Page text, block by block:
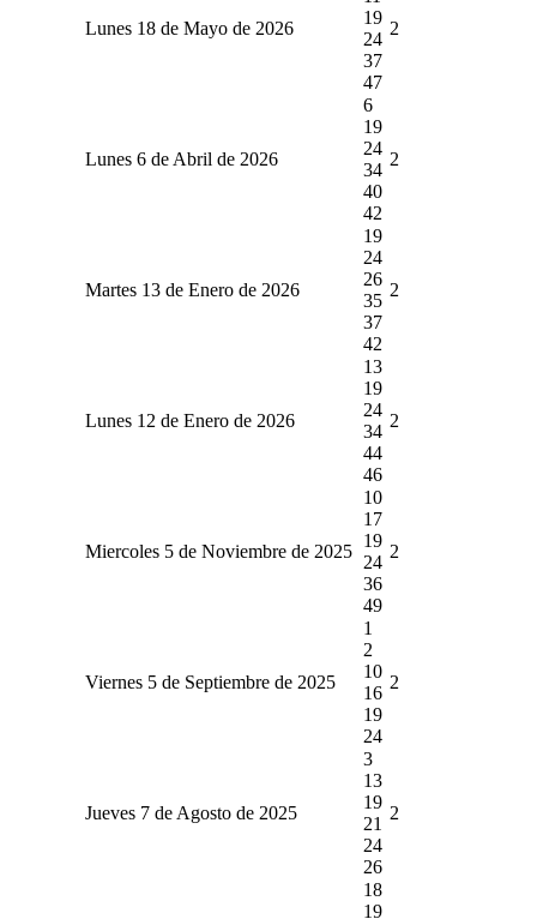
Lunes 18 de Mayo de 2026
19
24
37
47
2
Lunes 6 de Abril de 2026
6
19
24
34
40
42
2
Martes 13 de Enero de 2026
19
24
26
35
37
42
2
Lunes 12 de Enero de 2026
13
19
24
34
44
46
2
Miercoles 5 de Noviembre de 2025
10
17
19
24
36
49
2
Viernes 5 de Septiembre de 2025
1
2
10
16
19
24
2
Jueves 7 de Agosto de 2025
3
13
19
21
24
26
2
18
19